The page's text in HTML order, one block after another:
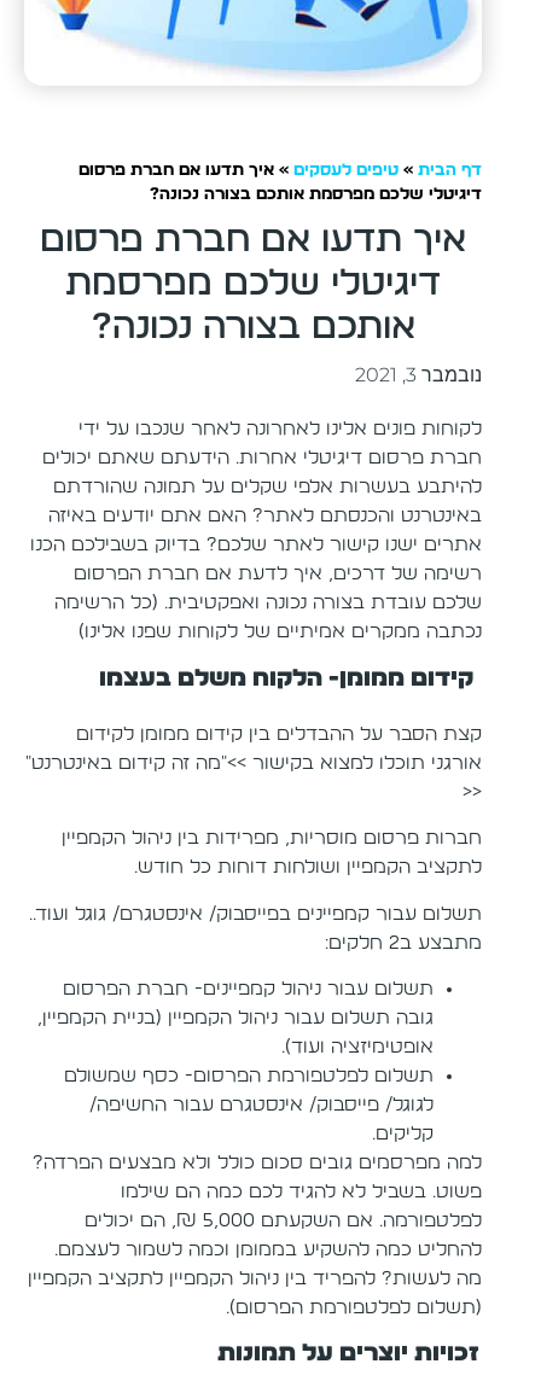
דף הבית»טיפים לעסקים»איך תדעו אם חברת פרסום
דיגיטלי שלכם מפרסמת אותכם בצורה נכונה?
איך תדעו אם חברת פרסום
דיגיטלי שלכם מפרסמת
אותכם בצורה נכונה?
נובמבר 3, 2021
לקוחות פונים אלינו לאחרונה לאחר שנכבו על ידי
חברת פרסום דיגיטלי אחרות. הידעתם שאתם יכולים
להיתבע בעשרות אלפי שקלים על תמונה שהורדתם
באינטרנט והכנסתם לאתר? האם אתם יודעים באיזה
אתרים ישנו קישור לאתר שלכם? בדיוק בשבילכם הכנו
רשימה של דרכים, איך לדעת אם חברת הפרסום
שלכם עובדת בצורה נכונה ואפקטיבית. (כל הרשימה
נכתבה ממקרים אמיתיים של לקוחות שפנו אלינו)
קידום ממומן- הלקוח משלם בעצמו
קצת הסבר על ההבדלים בין קידום ממומן לקידום
אורגני תוכלו למצוא בקישור >>"מה זה קידום באינטרנט"
<<
חברות פרסום מוסריות, מפרידות בין ניהול הקמפיין
לתקציב הקמפיין ושולחות דוחות כל חודש.
תשלום עבור קמפיינים בפייסבוק/ אינסטגרם/ גוגל ועוד..
מתבצע ב2 חלקים:
תשלום עבור ניהול קמפיינים- חברת הפרסום
גובה תשלום עבור ניהול הקמפיין (בניית הקמפיין,
אופטימיזציה ועוד).
תשלום לפלטפורמת הפרסום- כסף שמשולם
לגוגל/ פייסבוק/ אינסטגרם עבור החשיפה/
קליקים.
למה מפרסמים גובים סכום כולל ולא מבצעים הפרדה?
פשוט. בשביל לא להגיד לכם כמה הם שילמו
לפלטפורמה. אם השקעתם 5,000 ₪, הם יכולים
להחליט כמה להשקיע בממומן וכמה לשמור לעצמם.
מה לעשות? להפריד בין ניהול הקמפיין לתקציב הקמפיין
(תשלום לפלטפורמת הפרסום).
זכויות יוצרים על תמונות